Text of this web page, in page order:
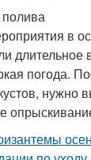
в
длительное
погода.
нужно